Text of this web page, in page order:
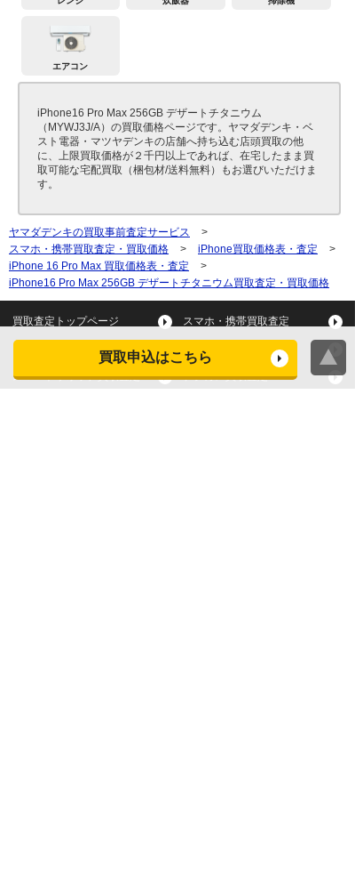
買取申込はこちら
エアコン
iPhone16 Pro Max 256GB デザートチタニウム
（MYWJ3J/A）の買取価格ページです。ヤマダデンキ・ベ
スト電器・マツヤデンキの店舗へ持ち込む店頭買取の他
に、上限買取価格が２千円以上であれば、在宅したまま買
取可能な宅配買取（梱包材/送料無料）もお選びいただけま
す。
ヤマダデンキの買取事前査定サービス
>
スマホ・携帯買取査定・買取価格
> iPhone買取価格表・査定
>
iPhone 16 Pro Max 買取価格表・査定
>
iPhone16 Pro Max 256GB デザートチタニウム買取査定・買取価格
買取査定トップページ スマホ・携帯買取査定
タブレット買取査定 パソコン買取査定
スマートウォッチ買取査定 デジカメ買取査定